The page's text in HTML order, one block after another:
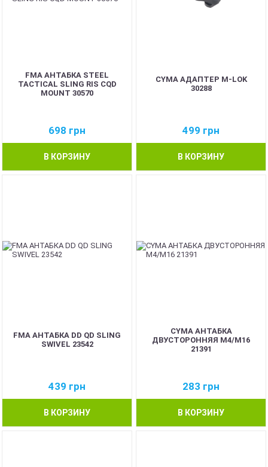
FMA АНТАБКА STEEL
TACTICAL SLING RIS CQD
MOUNT 30570
698 грн
В КОРЗИНУ
CYMA АДАПТЕР M-LOK
30288
499 грн
В КОРЗИНУ
FMA АНТАБКА DD QD SLING
SWIVEL 23542
439 грн
В КОРЗИНУ
CYMA АНТАБКА
ДВУСТОРОННЯЯ М4/М16
21391
283 грн
В КОРЗИНУ